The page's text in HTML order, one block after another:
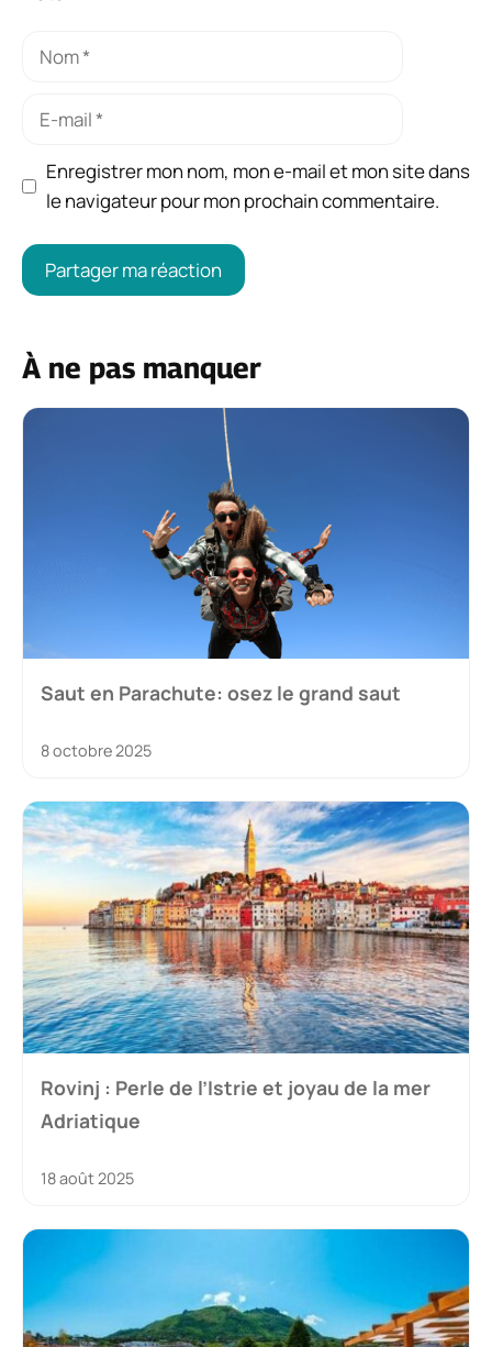
Nom
Enregistrer mon nom, mon e-mail et mon site dans
le navigateur pour mon prochain commentaire.
À ne pas manquer
Saut en Parachute: osez le grand saut
8 octobre 2025
Rovinj : Perle de l’Istrie et joyau de la mer
Adriatique
18 août 2025